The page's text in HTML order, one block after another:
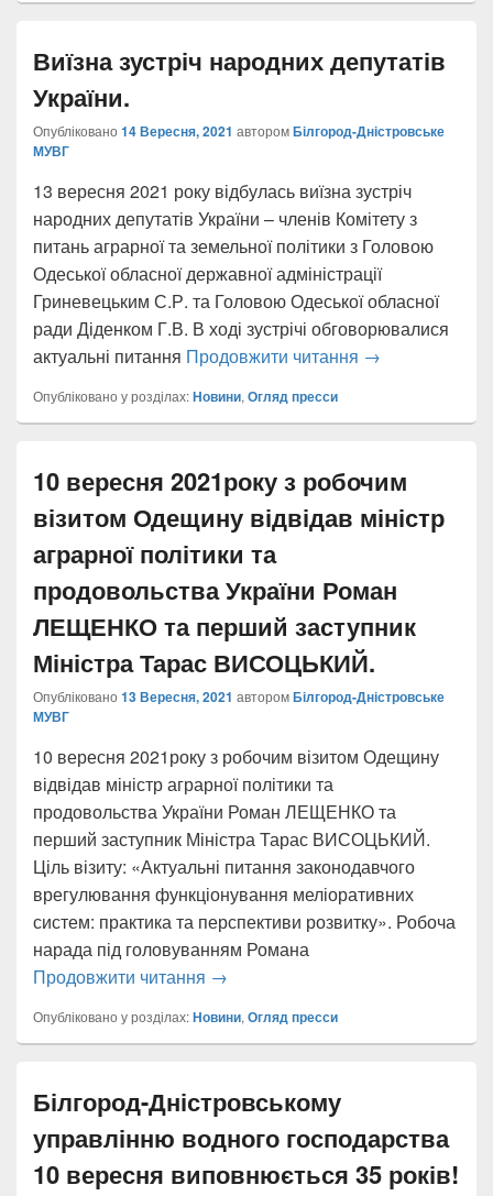
Виїзна зустріч народних депутатів
України.
Опубліковано 14 Вересня, 2021 авторомБілгород-Дністровське
МУВГ
13 вересня 2021 року відбулась виїзна зустріч
народних депутатів України – членів Комітету з
питань аграрної та земельної політики з Головою
Одеської обласної державної адміністрації
Гриневецьким С.Р. та Головою Одеської обласної
ради Діденком Г.В. В ході зустрічі обговорювалися
актуальні питання Продовжити читання Виїзна зустріч
→
Опубліковано у розділах:Новини, Огляд пресси
10 вересня 2021року з робочим
візитом Одещину відвідав міністр
аграрної політики та
продовольства України Роман
ЛЕЩЕНКО та перший заступник
Міністра Тарас ВИСОЦЬКИЙ.
Опубліковано 13 Вересня, 2021 авторомБілгород-Дністровське
МУВГ
10 вересня 2021року з робочим візитом Одещину
відвідав міністр аграрної політики та
продовольства України Роман ЛЕЩЕНКО та
перший заступник Міністра Тарас ВИСОЦЬКИЙ.
Ціль візиту: «Актуальні питання законодавчого
врегулювання функціонування меліоративних
систем: практика та перспективи розвитку». Робоча
нарада під головуванням Романа
Продовжити читання 10 вересня 2021року з робочим
→
Опубліковано у розділах:Новини, Огляд пресси
Білгород-Дністровському
управлінню водного господарства
10 вересня виповнюється 35 років!